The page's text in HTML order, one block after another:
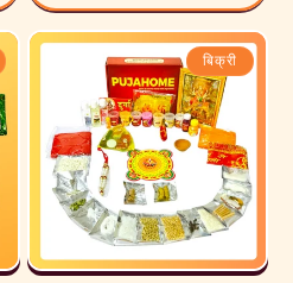
बिक्री